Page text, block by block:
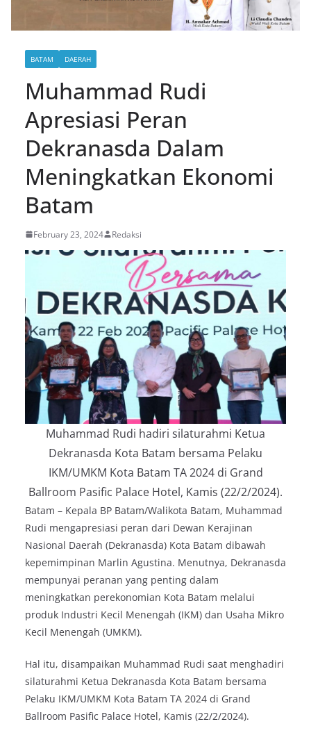
BATAM DAERAH
Muhammad Rudi
Apresiasi Peran
Dekranasda Dalam
Meningkatkan Ekonomi
Batam
February 23, 2024 Redaksi
Muhammad Rudi hadiri silaturahmi Ketua
Dekranasda Kota Batam bersama Pelaku
IKM/UMKM Kota Batam TA 2024 di Grand
Ballroom Pasific Palace Hotel, Kamis (22/2/2024).
Batam – Kepala BP Batam/Walikota Batam, Muhammad
Rudi mengapresiasi peran dari Dewan Kerajinan
Nasional Daerah (Dekranasda) Kota Batam dibawah
kepemimpinan Marlin Agustina. Menutnya, Dekranasda
mempunyai peranan yang penting dalam
meningkatkan perekonomian Kota Batam melalui
produk Industri Kecil Menengah (IKM) dan Usaha Mikro
Kecil Menengah (UMKM).
Hal itu, disampaikan Muhammad Rudi saat menghadiri
silaturahmi Ketua Dekranasda Kota Batam bersama
Pelaku IKM/UMKM Kota Batam TA 2024 di Grand
Ballroom Pasific Palace Hotel, Kamis (22/2/2024).